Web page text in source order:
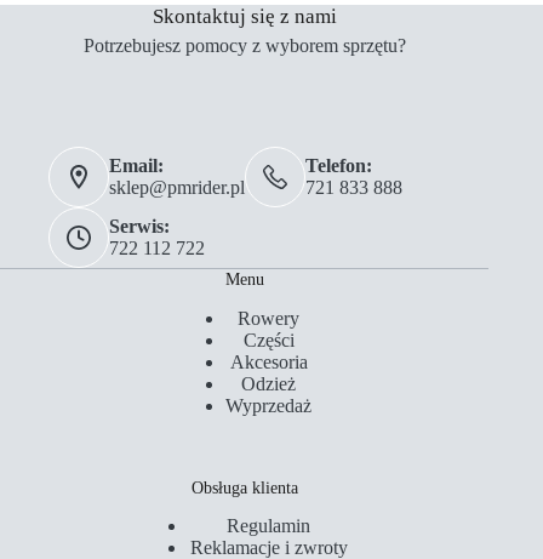
Skontaktuj się z nami
Potrzebujesz pomocy z wyborem sprzętu?
Email:
sklep@pmrider.pl
Telefon:
721 833 888
Serwis:
722 112 722
Menu
Rowery
Części
Akcesoria
Odzież
Wyprzedaż
Obsługa klienta
Regulamin
Reklamacje i zwroty